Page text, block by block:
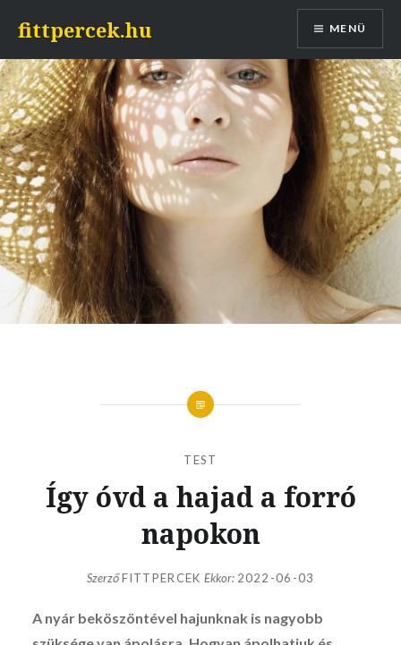
tartalomhoz
fittpercek.hu MENÜ
TEST
Így óvd a hajad a forró
napokon
SzerzőFITTPERCEK Ekkor: 2022-06-03
A nyár beköszöntével hajunknak is nagyobb